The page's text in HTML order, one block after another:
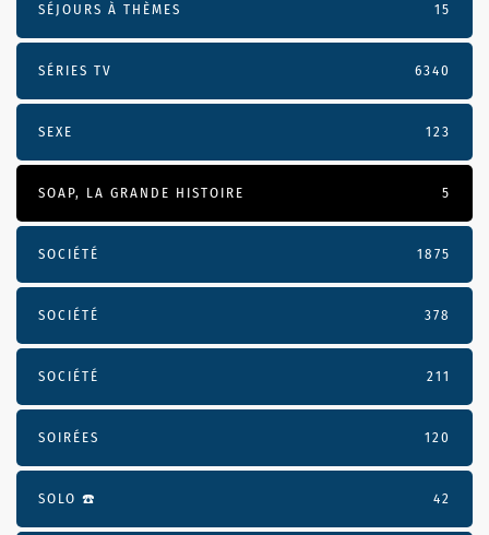
SÉJOURS À THÈMES 15
SÉRIES TV 6340
SEXE 123
SOAP, LA GRANDE HISTOIRE 5
SOCIÉTÉ 1875
SOCIÉTÉ 378
SOCIÉTÉ 211
SOIRÉES 120
SOLO ☎️ 42